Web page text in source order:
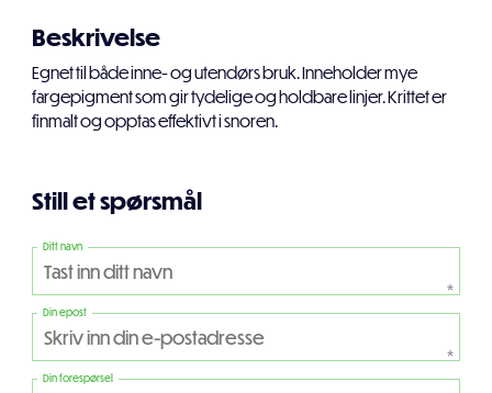
Beskrivelse
Egnet til både inne- og utendørs bruk. Inneholder mye
fargepigment som gir tydelige og holdbare linjer. Krittet er
finmalt og opptas effektivt i snoren.
Still et spørsmål
Ditt navn
*
Din epost
*
Din forespørsel